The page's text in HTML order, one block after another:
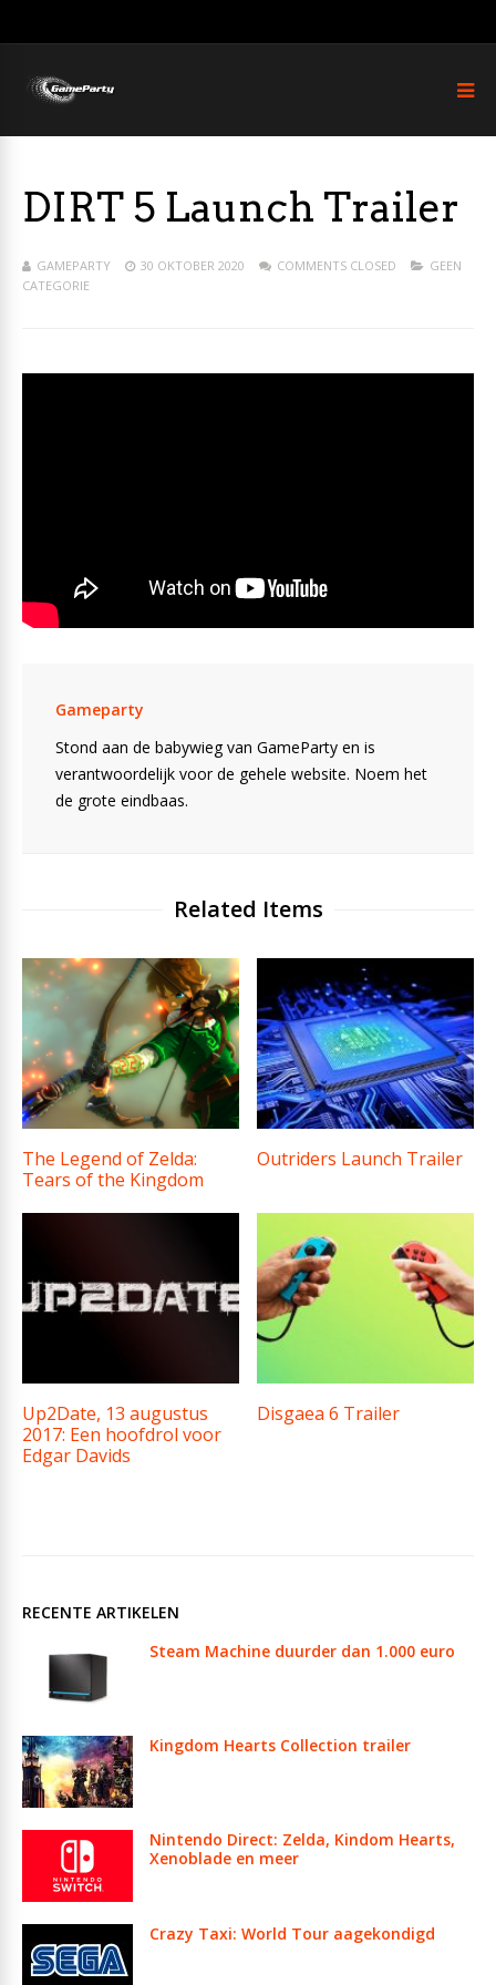
DIRT 5 Launch Trailer
GAMEPARTY 30 OKTOBER 2020 COMMENTS CLOSED
GEEN
CATEGORIE
Gameparty
Stond aan de babywieg van GameParty en is
verantwoordelijk voor de gehele website. Noem het
de grote eindbaas.
Related Items
The Legend of Zelda:
Tears of the Kingdom
Outriders Launch Trailer
Up2Date, 13 augustus
2017: Een hoofdrol voor
Edgar Davids
Disgaea 6 Trailer
RECENTE ARTIKELEN
Steam Machine duurder dan 1.000 euro
Kingdom Hearts Collection trailer
Nintendo Direct: Zelda, Kindom Hearts,
Xenoblade en meer
Crazy Taxi: World Tour aagekondigd